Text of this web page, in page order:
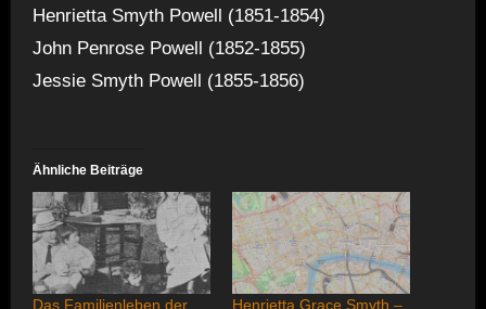
Henrietta Smyth Powell (1851-1854)
John Penrose Powell (1852-1855)
Jessie Smyth Powell (1855-1856)
Ähnliche Beiträge
Das Familienleben der Henrietta Grace Smyth –